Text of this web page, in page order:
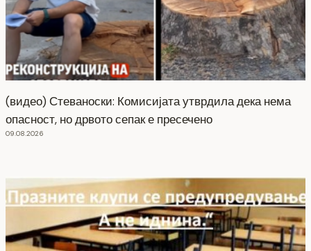
(видео) Стеваноски: Комисијата утврдила дека нема
опасност, но дрвото сепак е пресечено
09.08.2026